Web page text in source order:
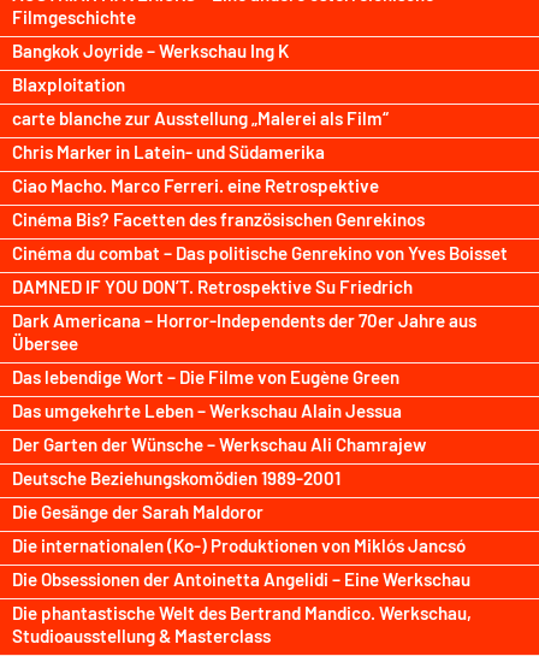
Filmgeschichte
Bangkok Joyride – Werkschau Ing K
Blaxploitation
carte blanche zur Ausstellung „Malerei als Film“
Chris Marker in Latein- und Südamerika
Ciao Macho. Marco Ferreri. eine Retrospektive
Cinéma Bis? Facetten des französischen Genrekinos
Cinéma du combat – Das politische Genrekino von Yves Boisset
DAMNED IF YOU DON’T. Retrospektive Su Friedrich
Dark Americana – Horror-Independents der 70er Jahre aus
Übersee
Das lebendige Wort – Die Filme von Eugène Green
Das umgekehrte Leben – Werkschau Alain Jessua
Der Garten der Wünsche – Werkschau Ali Chamrajew
Deutsche Beziehungskomödien 1989-2001
Die Gesänge der Sarah Maldoror
Die internationalen (Ko-) Produktionen von Miklós Jancsó
Die Obsessionen der Antoinetta Angelidi – Eine Werkschau
Die phantastische Welt des Bertrand Mandico. Werkschau,
Studioausstellung & Masterclass